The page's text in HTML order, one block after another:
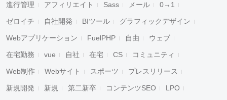
進行管理 アフィリエイト Sass メール 0→1
ゼロイチ 自社開発 BIツール グラフィックデザイン
Webアプリケーション FuelPHP 自由 ウェブ
在宅勤務 vue 自社 在宅 CS コミュニティ
Web制作 Webサイト スポーツ プレスリリース
新規開発 新規 第二新卒 コンテンツSEO LPO